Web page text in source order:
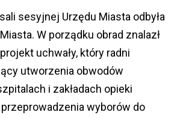
sesyjnej Urzędu Miasta odbyła
W porządku obrad znalazł
uchwały, który radni
utworzenia obwodów
i zakładach opieki
wyborów do